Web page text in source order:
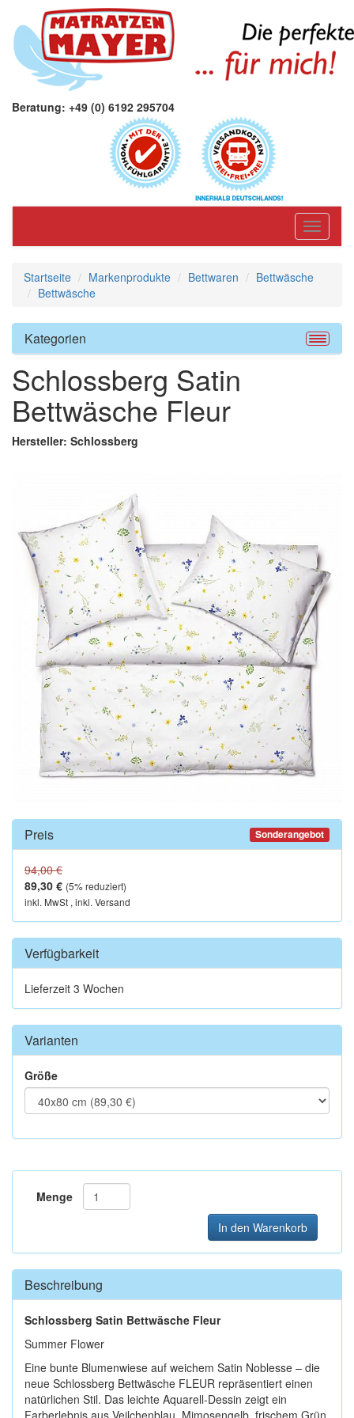
Beratung: +49 (0) 6192 295704
Toggle
Startseite Markenprodukte Bettwaren
Bettwäsche
Bettwäsche
Kategorien
Schlossberg Satin
Bettwäsche Fleur
Hersteller: Schlossberg
Preis Sonderangebot
94,00 €
89,30 € (5% reduziert)
inkl. MwSt , inkl. Versand
Verfügbarkeit
Lieferzeit 3 Wochen
Varianten
Größe
Menge
In den Warenkorb
Beschreibung
Schlossberg Satin Bettwäsche Fleur
Summer Flower
Eine bunte Blumenwiese auf weichem Satin Noblesse – die
neue Schlossberg Bettwäsche FLEUR repräsentiert einen
natürlichen Stil. Das leichte Aquarell-Dessin zeigt ein
Farberlebnis aus Veilchenblau, Mimosengelb, frischem Grün,